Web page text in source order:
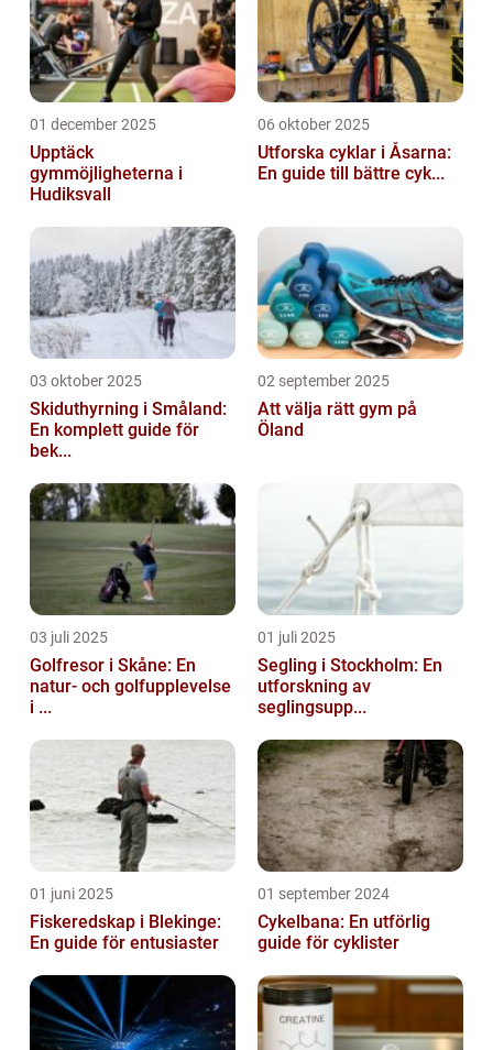
01 december 2025
Upptäck
gymmöjligheterna i
Hudiksvall
06 oktober 2025
Utforska cyklar i Åsarna:
En guide till bättre cyk...
03 oktober 2025
Skiduthyrning i Småland:
En komplett guide för
bek...
02 september 2025
Att välja rätt gym på
Öland
03 juli 2025
Golfresor i Skåne: En
natur- och golfupplevelse
i ...
01 juli 2025
Segling i Stockholm: En
utforskning av
seglingsupp...
01 juni 2025
Fiskeredskap i Blekinge:
En guide för entusiaster
01 september 2024
Cykelbana: En utförlig
guide för cyklister